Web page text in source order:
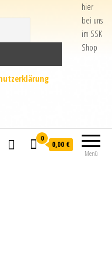
hier
bei uns
im SSK
Shop
Menü
0
0,00 €